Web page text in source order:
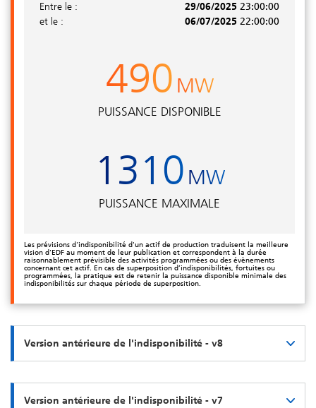
Entre le : 29/06/2025 23:00:00
et le :
06/07/2025 22:00:00
490 MW
PUISSANCE DISPONIBLE
1310 MW
PUISSANCE MAXIMALE
Les prévisions d'indisponibilité d'un actif de production traduisent la meilleure
vision d'EDF au moment de leur publication et correspondent à la durée
raisonnablement prévisible des activités programmées ou des évènements
concernant cet actif. En cas de superposition d’indisponibilités, fortuites ou
programmées, la pratique est de retenir la puissance disponible minimale des
indisponibilités sur chaque période de superposition.
Version antérieure de l'indisponibilité - v8
Version antérieure de l'indisponibilité - v7